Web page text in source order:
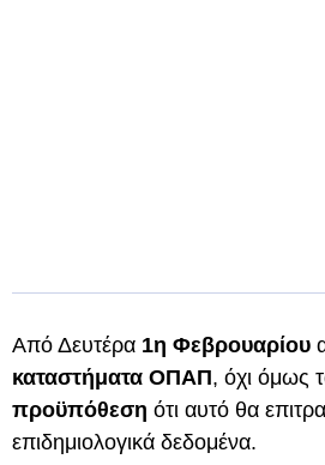
Από Δευτέρα 1η Φεβρουαρίου
καταστήματα ΟΠΑΠ, όχι όμως
προϋπόθεση ότι αυτό θα
επιδημιολογικά δεδομένα.